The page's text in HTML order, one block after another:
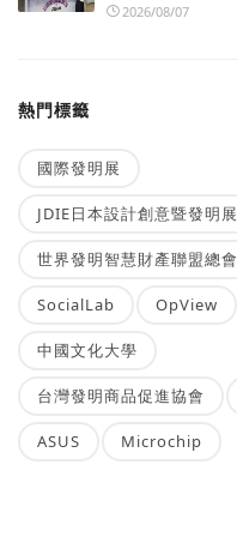
2026/08/07
熱門標籤
國際發明展
JDIE日本設計創意暨發明展
世界發明智慧財產聯盟總會
SocialLab OpView
中國文化大學
台灣發明商品促進協會
ASUS Microchip